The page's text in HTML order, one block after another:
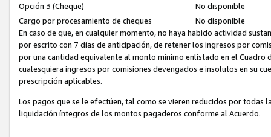
Opción 3 (Cheque)
No disponible
Cargo por procesamiento de cheques
No disponible
En caso de que, en cualquier momento, no haya habido actividad
por escrito con 7 días de anticipación, de retener los ingresos por
por una cantidad equivalente al monto mínimo enlistado en el
cualesquiera ingresos por comisiones devengados e insolutos en su
prescripción aplicables.
Los pagos que se le efectúen, tal como se vieren reducidos por todas
liquidación íntegros de los montos pagaderos conforme al Acuerdo.